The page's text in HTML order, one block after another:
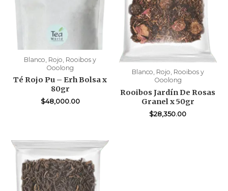
Blanco, Rojo, Rooibos y
Ooolong
Té Rojo Pu – Erh Bolsa x
80gr
$48,000.00
Blanco, Rojo, Rooibos y
Ooolong
Rooibos Jardín De Rosas
Granel x 50gr
$28,350.00